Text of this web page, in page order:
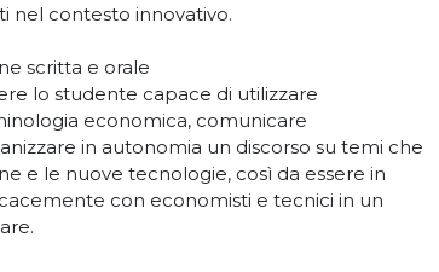
nel contesto innovativo.
scritta e orale
lo studente capace di utilizzare
economica, comunicare
in autonomia un discorso su temi che
e le nuove tecnologie, così da essere in
con economisti e tecnici in un